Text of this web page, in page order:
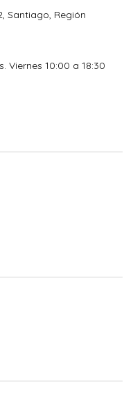
Santiago, Región
Viernes 10:00 a 18:30